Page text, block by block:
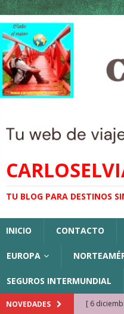
TU BLOG PARA DESTINOS
INICIO CONTACTO
EUROPA
SEGUROS INTERMUNDIAL
NOVEDADES [ 6